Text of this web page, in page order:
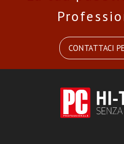
CONTATTACI